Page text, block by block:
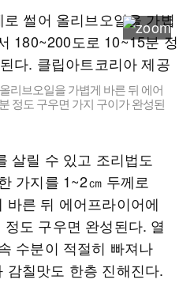
리브오일을 가볍게 바른 뒤 에어
정도 구우면 가지 구이가 완성된
살릴 수 있고 조리법도
가지를 1~2㎝ 두께로
바른 뒤 에어프라이어에
도 구우면 완성된다. 열
수분이 적절히 빠져나
감칠맛도 한층 진해진다.